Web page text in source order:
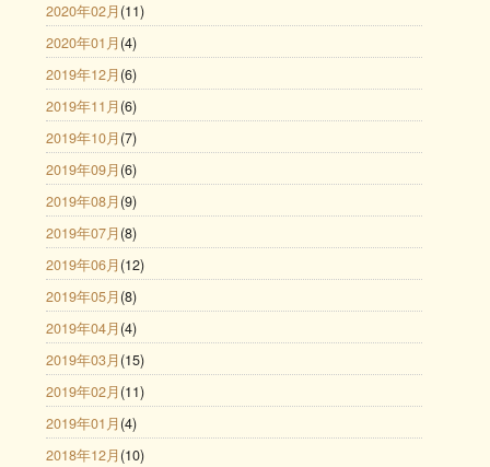
2020年02月 (11)
2020年01月 (4)
2019年12月 (6)
2019年11月 (6)
2019年10月 (7)
2019年09月 (6)
2019年08月 (9)
2019年07月 (8)
2019年06月 (12)
2019年05月 (8)
2019年04月 (4)
2019年03月 (15)
2019年02月 (11)
2019年01月 (4)
2018年12月 (10)